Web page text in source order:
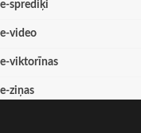
e-sprediķi
e-video
e-viktorīnas
e-ziņas